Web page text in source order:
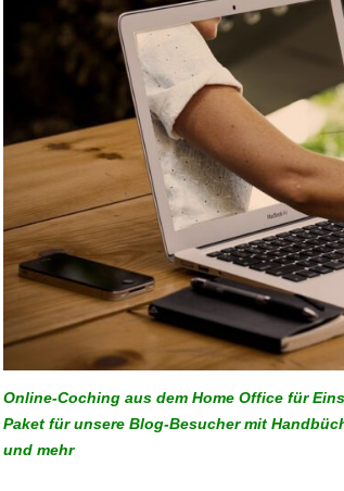
Online-Coching aus dem Home Office für
Paket für unsere Blog-Besucher mit
und mehr